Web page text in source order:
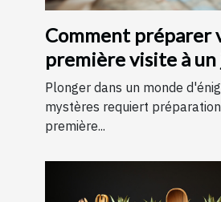
Comment préparer
première visite à un
d'évasion : conseils
pour une expérience
mémorable
Plonger dans un monde
mystères requiert
première...